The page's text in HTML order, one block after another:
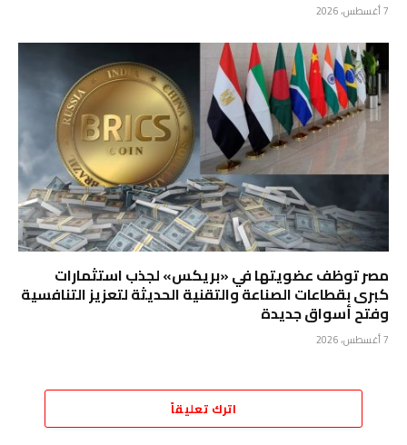
7 أغسطس، 2026
مصر توظف عضويتها في «بريكس» لجذب استثمارات
كبرى بقطاعات الصناعة والتقنية الحديثة لتعزيز التنافسية
وفتح أسواق جديدة
7 أغسطس، 2026
اترك تعليقاً